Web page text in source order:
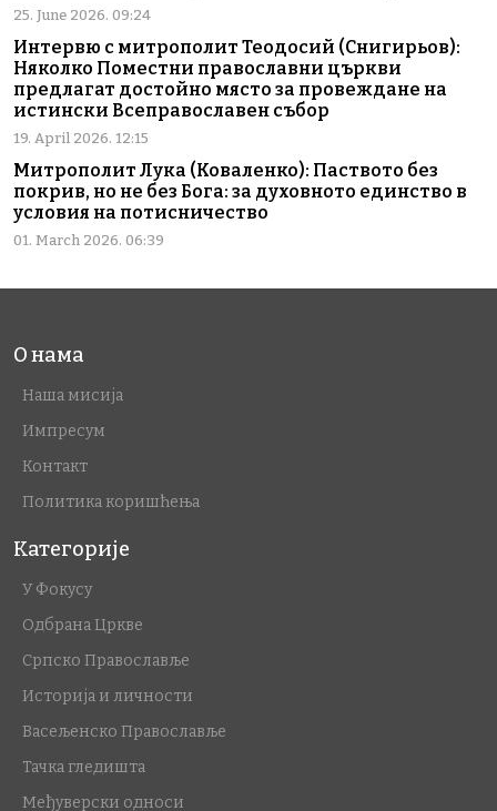
25. June 2026. 09:24
Интервю с митрополит Теодосий (Снигирьов):
Няколко Поместни православни църкви
предлагат достойно място за провеждане на
истински Всеправославен събор
19. April 2026. 12:15
Митрополит Лука (Коваленко): Паството без
покрив, но не без Бога: за духовното единство в
условия на потисничество
01. March 2026. 06:39
О нама
Наша мисија
Импресум
Контакт
Политика коришћења
Категорије
У Фокусу
Одбрана Цркве
Српско Православље
Историја и личности
Васељенско Православље
Тачка гледишта
Међуверски односи